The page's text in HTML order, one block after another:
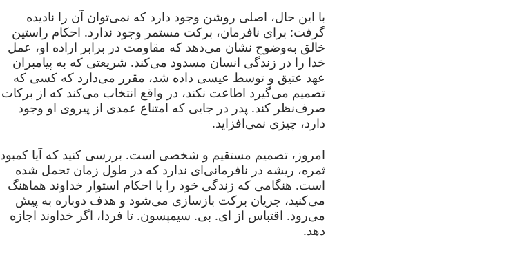
با این حال، اصلی روشن وجود دارد که نمی‌توان آن را نادیده
گرفت: برای نافرمان، برکت مستمر وجود ندارد. احکام راستین
خالق به‌وضوح نشان می‌دهد که مقاومت در برابر اراده او، عمل
خدا را در زندگی انسان مسدود می‌کند. شریعتی که به پیامبران
عهد عتیق و توسط عیسی داده شد، مقرر می‌دارد که کسی که
تصمیم می‌گیرد اطاعت نکند، در واقع انتخاب می‌کند که از برکات
صرف‌نظر کند. پدر در جایی که امتناع عمدی از پیروی او وجود
دارد، چیزی نمی‌افزاید.
امروز، تصمیم مستقیم و شخصی است. بررسی کنید که آیا کمبود
ثمره، ریشه در نافرمانی‌ای ندارد که در طول زمان تحمل شده
است. هنگامی که زندگی خود را با احکام استوار خداوند هماهنگ
می‌کنید، جریان برکت بازسازی می‌شود و هدف دوباره به پیش
می‌رود. اقتباس از ای. بی. سیمپسون. تا فردا، اگر خداوند اجازه
دهد.